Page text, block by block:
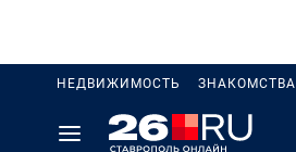
НЕДВИЖИМОСТЬ ЗНАКОМСТВА